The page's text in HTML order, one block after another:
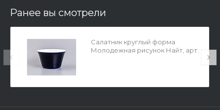
Ранее вы смотрели
Салатник круглый форма
Молодежная рисунок Найт, арт.